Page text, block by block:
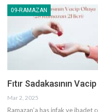
09-RAMAZAN
Fıtır Sadakasının
Mar 2, 2025
Ramazan’a has infak ve ibadet